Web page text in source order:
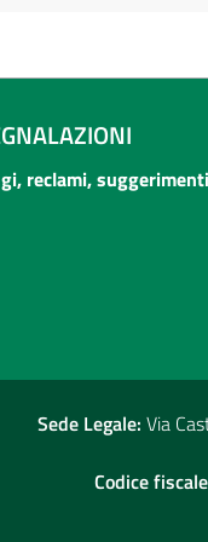
reclami, suggerimenti
Sede Legale: Via
Codice